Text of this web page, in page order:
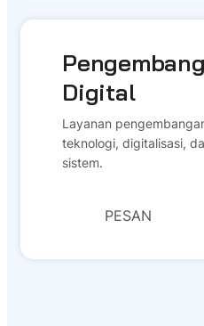
Digital
Layanan
teknologi, digitalisasi,
sistem.
PESAN